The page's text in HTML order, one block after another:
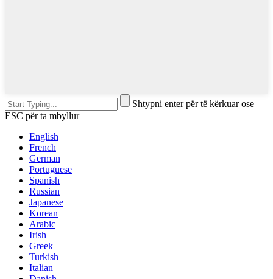
Shtypni enter për të kërkuar ose
ESC për ta mbyllur
English
French
German
Portuguese
Spanish
Russian
Japanese
Korean
Arabic
Irish
Greek
Turkish
Italian